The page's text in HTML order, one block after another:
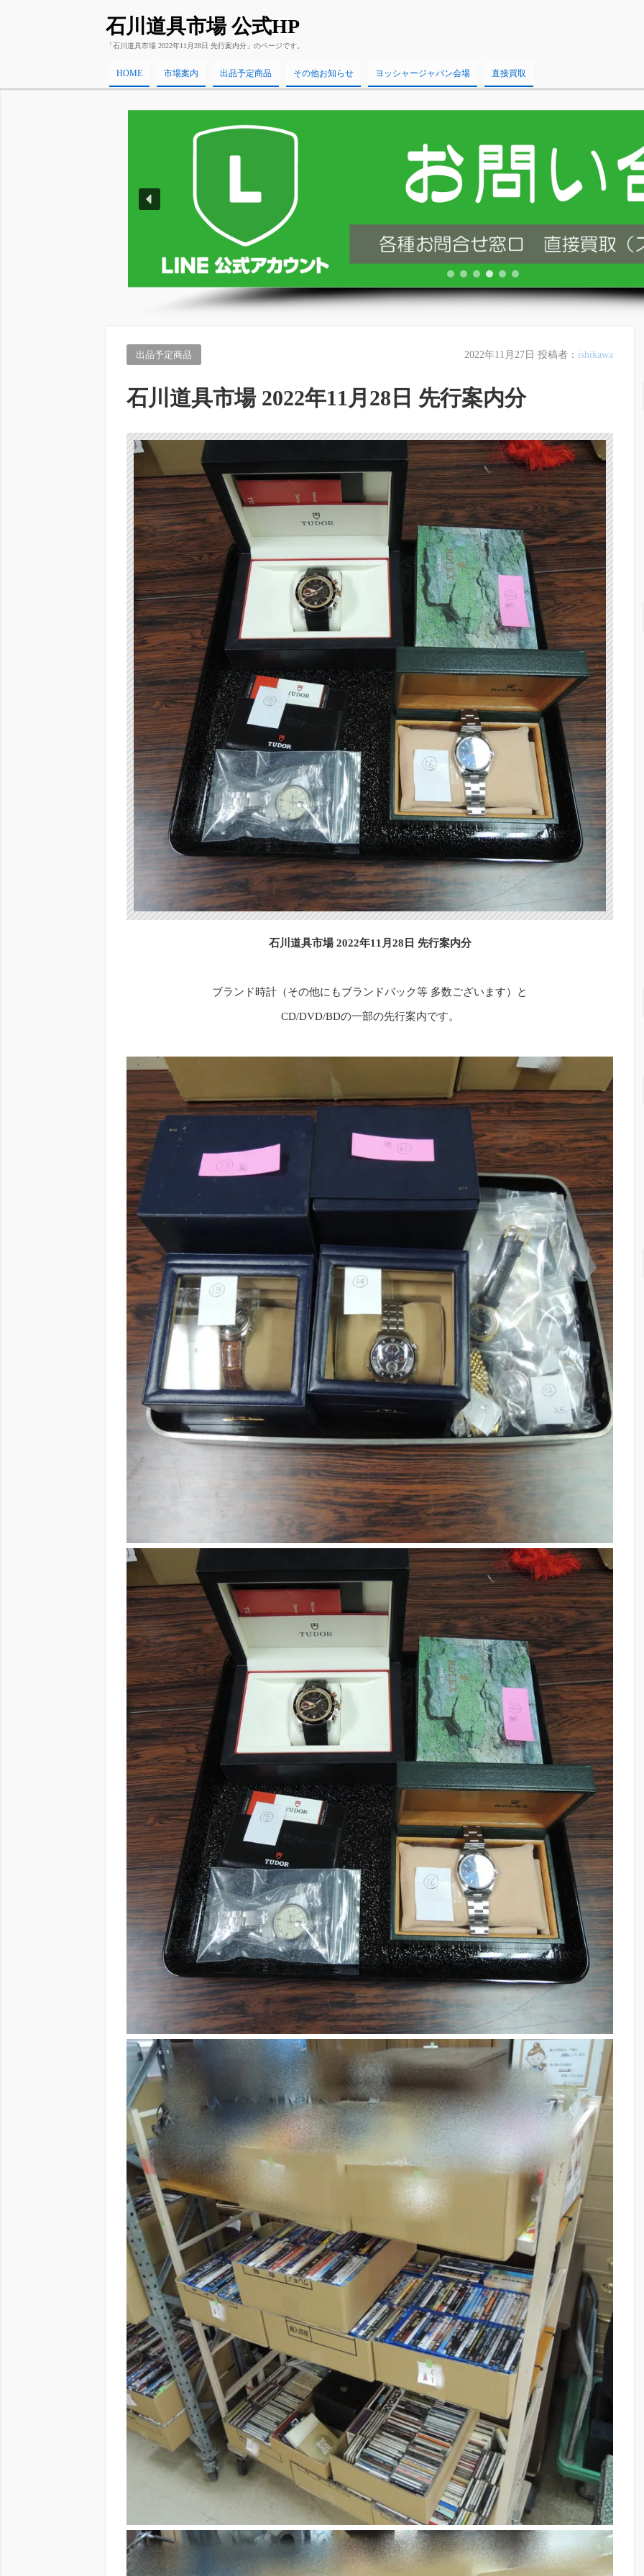
石川道具市場 公式HP
「石川道具市場 2022年11月28日 先行案内分」のページです。
HOME 市場案内 出品予定商品 その他お知らせ ヨッシャージャパン会場 直接買取
出品予定商品 2022年11月27日 投稿者： ishikawa
石川道具市場 2022年11月28日 先行案内分
石川道具市場 2022年11月28日 先行案内分
ブランド時計（その他にもブランドバック等 多数ございます）と
CD/DVD/BDの一部の先行案内です。